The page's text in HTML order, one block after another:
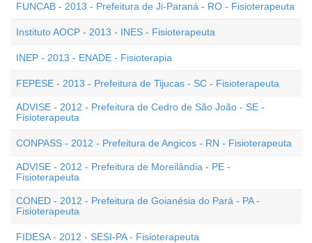
FUNCAB - 2013 - Prefeitura de Ji-Paraná - RO - Fisioterapeuta
Instituto AOCP - 2013 - INES - Fisioterapeuta
INEP - 2013 - ENADE - Fisioterapia
FEPESE - 2013 - Prefeitura de Tijucas - SC - Fisioterapeuta
ADVISE - 2012 - Prefeitura de Cedro de São João - SE -
Fisioterapeuta
CONPASS - 2012 - Prefeitura de Angicos - RN - Fisioterapeuta
ADVISE - 2012 - Prefeitura de Moreilândia - PE -
Fisioterapeuta
CONED - 2012 - Prefeitura de Goianésia do Pará - PA -
Fisioterapeuta
FIDESA - 2012 - SESI-PA - Fisioterapeuta